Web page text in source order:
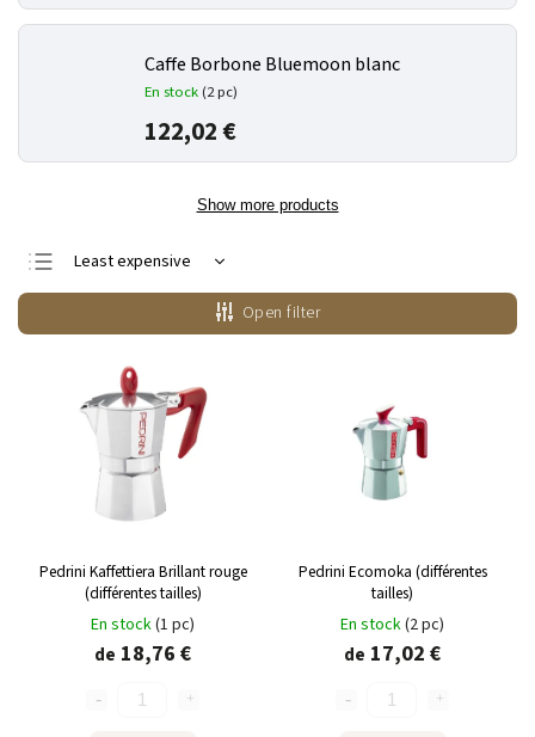
Caffe Borbone Bluemoon blanc
En stock (2 pc)
122,02 €
Show more products
Least expensive
Most expensive
Bestsellers
Alphabetically
Open filter
Pedrini Kaffettiera Brillant rouge
(différentes tailles)
En stock(1 pc)
de 18,76 €
Pedrini Ecomoka (différentes
tailles)
En stock(2 pc)
de 17,02 €